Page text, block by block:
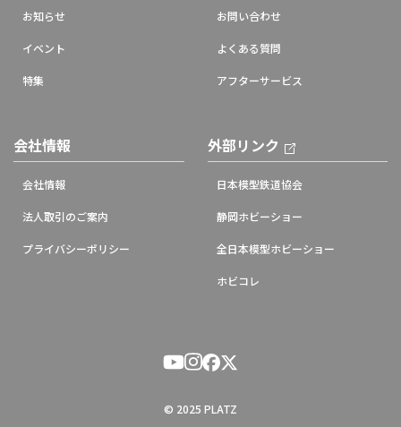
お知らせ
イベント
特集
お問い合わせ
よくある質問
アフターサービス
会社情報
会社情報
法人取引のご案内
プライバシーポリシー
外部リンク
日本模型鉄道協会
静岡ホビーショー
全日本模型ホビーショー
ホビコレ
© 2025 PLATZ